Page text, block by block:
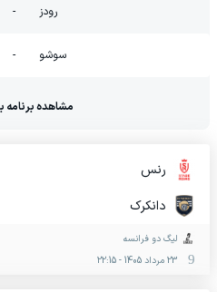
رودز -
سوشو -
مشاهده برنامه
رنس
دانکرک
لیگ دو فرانسه
23 مرداد 1405
-
22:15